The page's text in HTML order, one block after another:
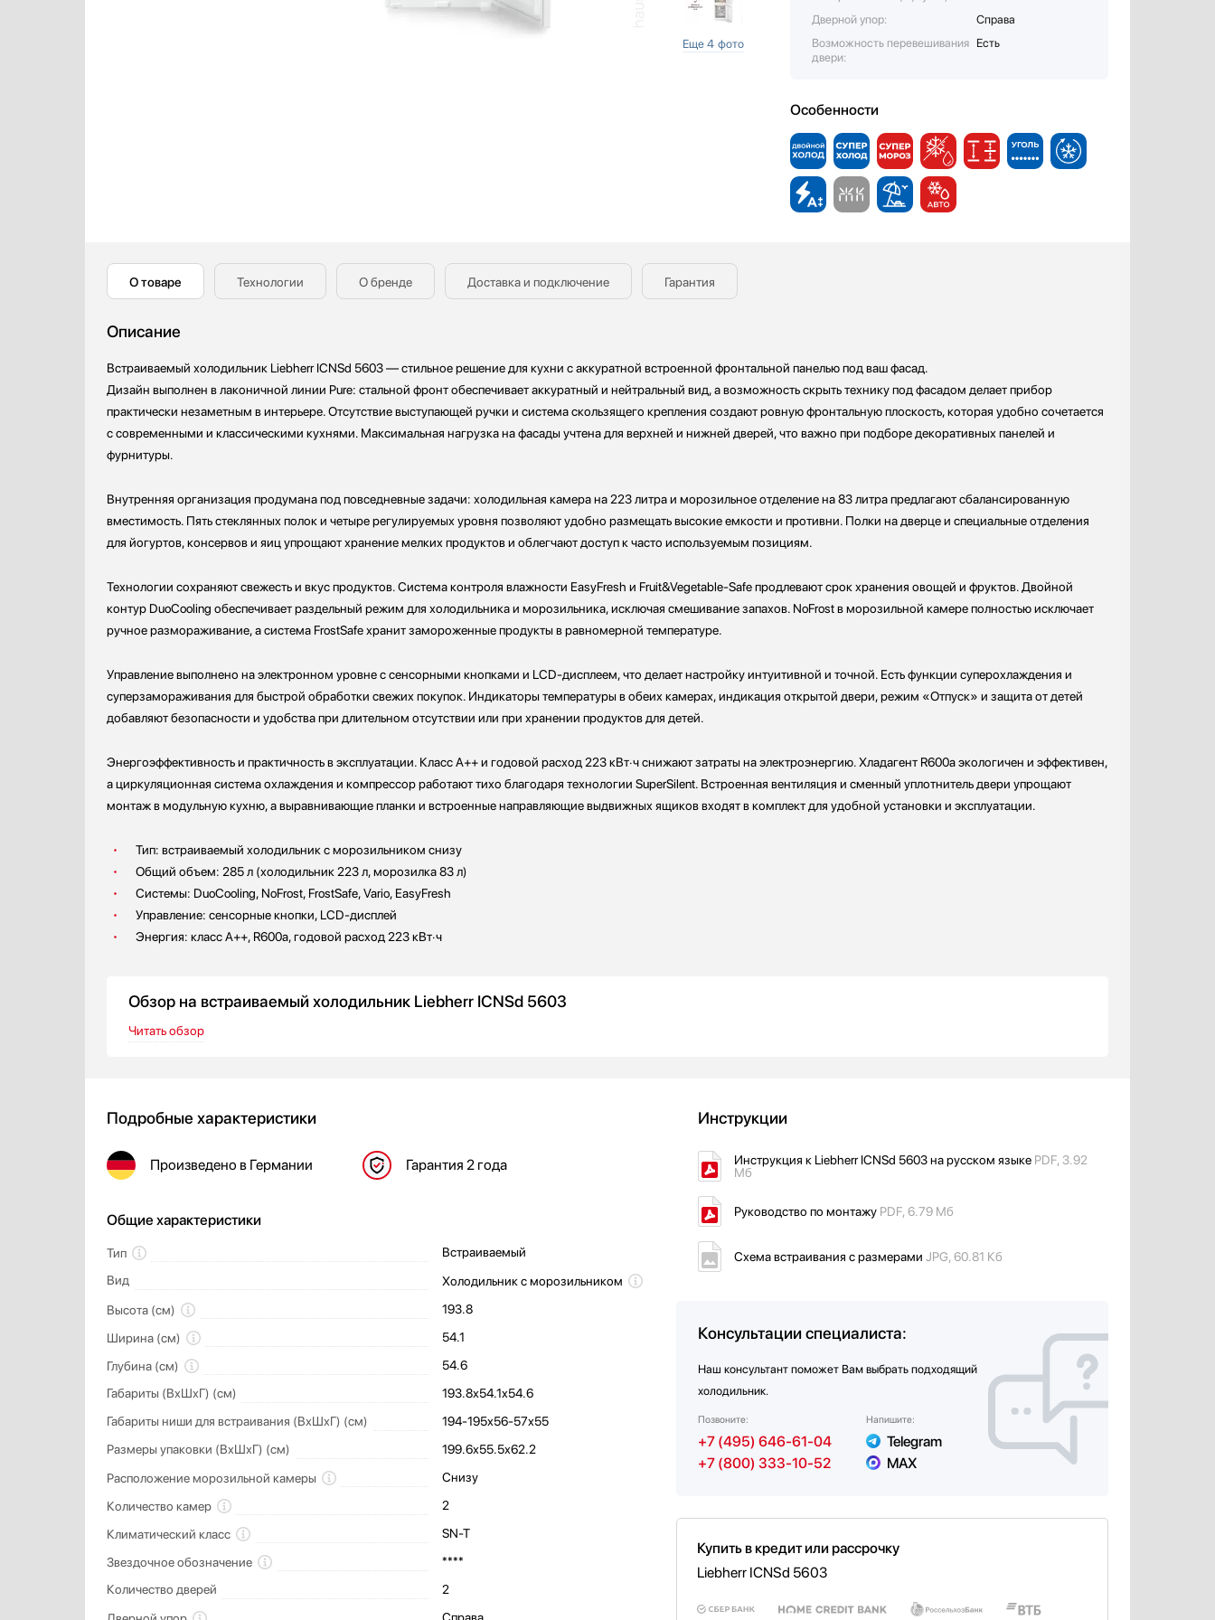
Очистители воздуха
Пароварки
Парогенераторы
Системы кипячения воды AquaHot
Смесители
Стаканомоечные машины
Стиральные машины
Сушильные машины
Тостеры
Увлажнители воздуха
Утюги
Холодильное оборудование
Хьюмидоры
Чайники
Maunfeld
Meyvel
Signature Kitchen Suite
Smeg
Teka
Toshiba
V-ZUG
Vestfrost
Viking
Zigmund Shtain
Еще 4 фото
Дверной упор:
Справа
Возможность перевешивания
двери:
Есть
Особенности
О товаре Технологии О бренде Доставка и подключение Гарантия
Описание
Встраиваемый холодильник Liebherr ICNSd 5603 — стильное решение для кухни с аккуратной встроенной фронтальной панелью под ваш фасад.
Дизайн выполнен в лаконичной линии Pure: стальной фронт обеспечивает аккуратный и нейтральный вид, а возможность скрыть технику под фасадом делает прибор
практически незаметным в интерьере. Отсутствие выступающей ручки и система скользящего крепления создают ровную фронтальную плоскость, которая удобно сочетается
с современными и классическими кухнями. Максимальная нагрузка на фасады учтена для верхней и нижней дверей, что важно при подборе декоративных панелей и
фурнитуры.
Внутренняя организация продумана под повседневные задачи: холодильная камера на 223 литра и морозильное отделение на 83 литра предлагают сбалансированную
вместимость. Пять стеклянных полок и четыре регулируемых уровня позволяют удобно размещать высокие емкости и противни. Полки на дверце и специальные отделения
для йогуртов, консервов и яиц упрощают хранение мелких продуктов и облегчают доступ к часто используемым позициям.
Технологии сохраняют свежесть и вкус продуктов. Система контроля влажности EasyFresh и Fruit&Vegetable-Safe продлевают срок хранения овощей и фруктов. Двойной
контур DuoCooling обеспечивает раздельный режим для холодильника и морозильника, исключая смешивание запахов. NoFrost в морозильной камере полностью исключает
ручное размораживание, а система FrostSafe хранит замороженные продукты в равномерной температуре.
Управление выполнено на электронном уровне с сенсорными кнопками и LCD-дисплеем, что делает настройку интуитивной и точной. Есть функции суперохлаждения и
суперзамораживания для быстрой обработки свежих покупок. Индикаторы температуры в обеих камерах, индикация открытой двери, режим «Отпуск» и защита от детей
добавляют безопасности и удобства при длительном отсутствии или при хранении продуктов для детей.
Энергоэффективность и практичность в эксплуатации. Класс A++ и годовой расход 223 кВт·ч снижают затраты на электроэнергию. Хладагент R600a экологичен и эффективен,
а циркуляционная система охлаждения и компрессор работают тихо благодаря технологии SuperSilent. Встроенная вентиляция и сменный уплотнитель двери упрощают
монтаж в модульную кухню, а выравнивающие планки и встроенные направляющие выдвижных ящиков входят в комплект для удобной установки и эксплуатации.
Тип: встраиваемый холодильник с морозильником снизу
Общий объем: 285 л (холодильник 223 л, морозилка 83 л)
Системы: DuoCooling, NoFrost, FrostSafe, Vario, EasyFresh
Управление: сенсорные кнопки, LCD-дисплей
Энергия: класс A++, R600a, годовой расход 223 кВт·ч
Обзор на встраиваемый холодильник Liebherr ICNSd 5603
Читать обзор
Подробные характеристики
Произведено в Германии Гарантия 2 года
Общие характеристики
Тип
Встраиваемый
Вид
Холодильник с морозильником
Высота (см)
193.8
Ширина (см)
54.1
Глубина (см)
54.6
Габариты (ВхШхГ) (см)
193.8х54.1х54.6
Габариты ниши для встраивания (ВхШхГ) (см)
194-195х56-57х55
Размеры упаковки (ВхШхГ) (см)
199.6х55.5х62.2
Расположение морозильной камеры
Снизу
Количество камер
2
Климатический класс
SN-T
Звездочное обозначение
****
Количество дверей
2
Инструкции
Инструкция к Liebherr ICNSd 5603 на русском языке PDF, 3.92
Мб
Руководство по монтажу PDF, 6.79 Мб
Схема встраивания с размерамиJPG, 60.81 Кб
Консультации специалиста:
Наш консультант поможет Вам выбрать подходящий
холодильник.
Позвоните:
+7 (495) 646-61-04
+7 (800) 333-10-52
Напишите:
Telegram
MAX
Купить в кредит или рассрочку
Liebherr ICNSd 5603